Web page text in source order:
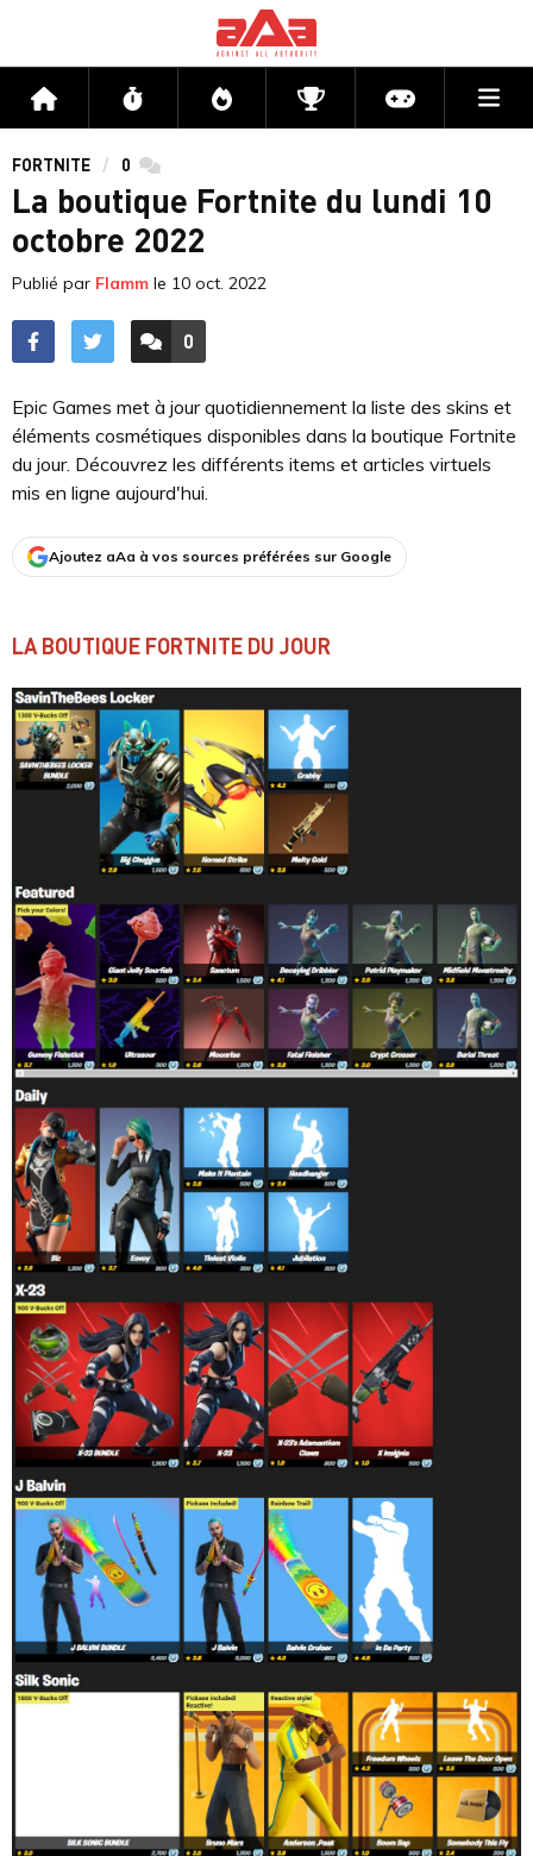
Accueil Flux Directs CompétitionsActu jeux
FORTNITE 0 commentaires
La boutique Fortnite du lundi 10
octobre 2022
Publié par Flamm le 10 oct. 2022
ACCÉDER AUX
0
COMMENTAIRES
Epic Games met à jour quotidiennement la liste des skins et
éléments cosmétiques disponibles dans la boutique Fortnite
du jour. Découvrez les différents items et articles virtuels
mis en ligne aujourd'hui.
Ajoutez aAa à vos sources préférées sur Google
LA BOUTIQUE FORTNITE DU JOUR